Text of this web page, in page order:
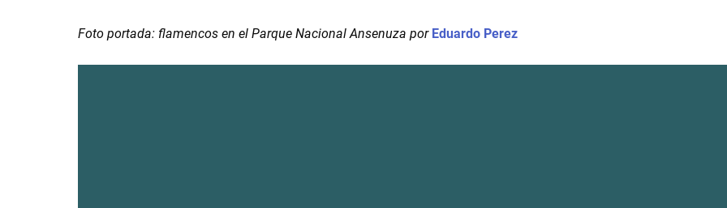
Foto portada: flamencos en el Parque Nacional Ansenuza por Eduardo Perez